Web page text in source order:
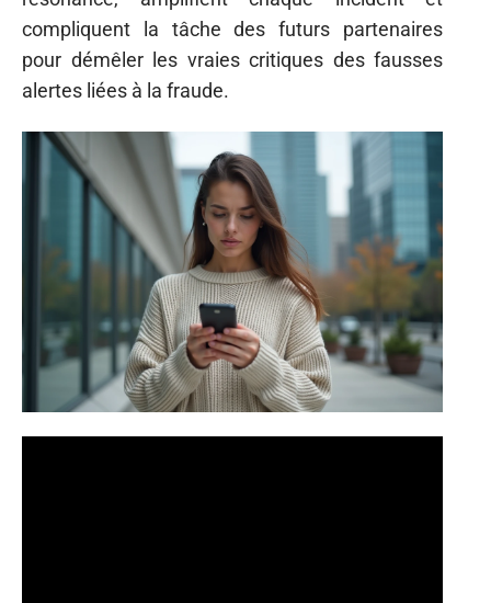
compliquent la tâche des futurs partenaires
pour démêler les vraies critiques des fausses
alertes liées à la fraude.